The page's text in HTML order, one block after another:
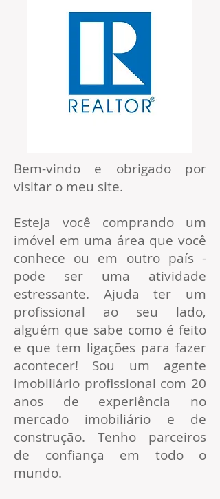
Bem-vindo e obrigado por
visitar o meu site.
Esteja você comprando um
imóvel em uma área que você
conhece ou em outro país -
pode ser uma atividade
estressante. Ajuda ter um
profissional ao seu lado,
alguém que sabe como é feito
e que tem ligações para fazer
acontecer! Sou um agente
imobiliário profissional com 20
anos de experiência no
mercado imobiliário e de
construção. Tenho parceiros
de confiança em todo o
mundo.